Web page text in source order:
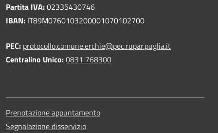
Partita IVA:02335430746
IBAN: IT89M0760103200001070102700
PEC: protocollo.comune.erchie@pec.rupar.puglia.it
Centralino Unico:0831 768300
Prenotazione appuntamento
Segnalazione disservizio